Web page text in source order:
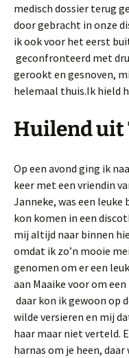
medisch dossier terug
door gebracht in onze
ik ook voor het eerst
geconfronteerd met
gerookt en gesnoven,
helemaal thuis.Ik hield
Huilend uit
Op een avond ging ik
keer met een vriendin
Janneke, was een leuke
kon komen in een
mij altijd naar binnen
omdat ik zo’n mooie
genomen om er een
aan Maaike voor om
daar kon ik gewoon op
wilde versieren en mij
haar maar niet verteld.
harnas om je heen,